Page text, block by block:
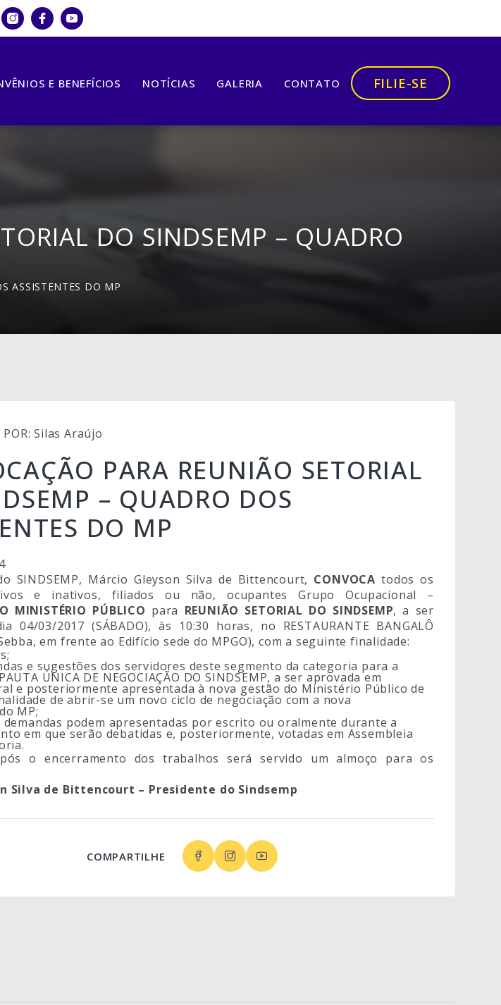
E BENEFÍCIOS NOTÍCIAS GALERIA CONTATO FILIE-SE
DO SINDSEMP – QUADRO
ASSISTENTES DO MP
Silas Araújo
PARA REUNIÃO SETORIAL
– QUADRO DOS
DO MP
SINDSEMP, Márcio Gleyson Silva de Bittencourt, CONVOCA todos os
e inativos, filiados ou não, ocupantes Grupo Ocupacional –
MINISTÉRIO PÚBLICO para REUNIÃO SETORIAL DO SINDSEMP, a ser
04/03/2017 (SÁBADO), às 10:30 horas, no RESTAURANTE BANGALÔ
em frente ao Edifício sede do MPGO), com a seguinte finalidade:
e sugestões dos servidores deste segmento da categoria para a
ÚNICA DE NEGOCIAÇÃO DO SINDSEMP, a ser aprovada em
e posteriormente apresentada à nova gestão do Ministério Público de
de abrir-se um novo ciclo de negociação com a nova
MP;
demandas podem apresentadas por escrito ou oralmente durante a
em que serão debatidas e, posteriormente, votadas em Assembleia
o encerramento dos trabalhos será servido um almoço para os
Silva de Bittencourt – Presidente do Sindsemp
COMPARTILHE